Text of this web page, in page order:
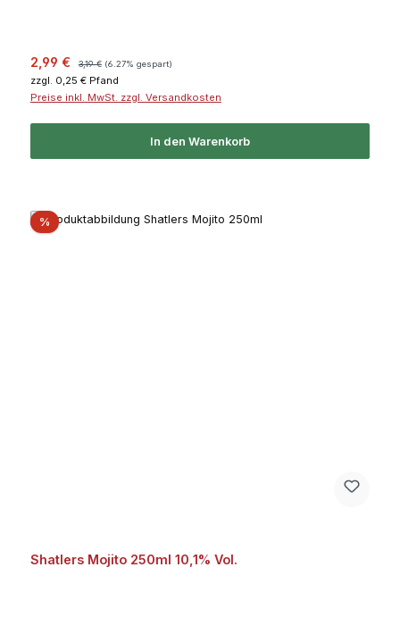
Verkaufspreis:
2,99 € 3,19 € (6.27% gespart)
zzgl. 0,25 € Pfand
Preise inkl. MwSt. zzgl. Versandkosten
In den Warenkorb
%Rabatt
Shatlers Mojito 250ml 10,1% Vol.